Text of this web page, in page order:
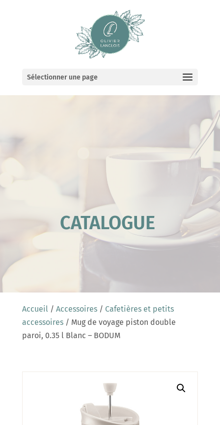
Sélectionner une page
CATALOGUE
Accueil/ Accessoires/ Cafetières et petits
accessoires/ Mug de voyage piston double
paroi, 0.35 l Blanc – BODUM